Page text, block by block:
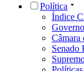
Política
Índice
Câmara
Senado